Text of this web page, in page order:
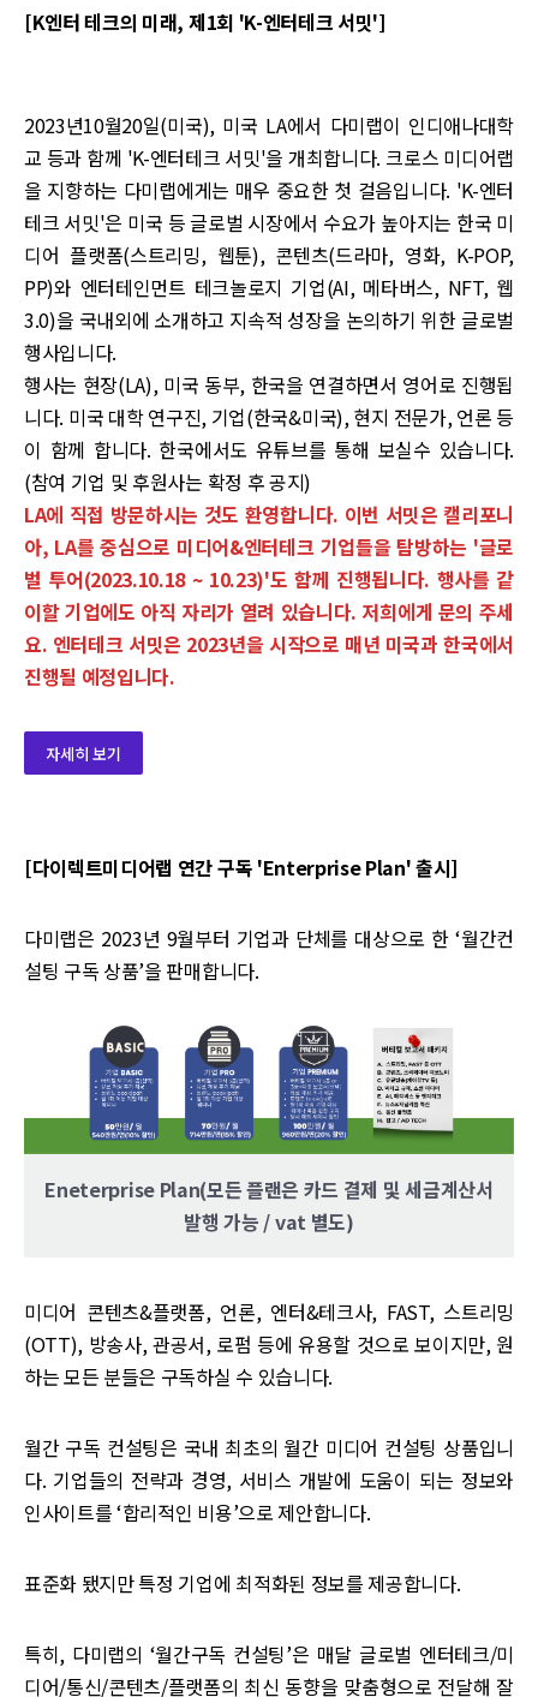
[K엔터 테크의 미래, 제1회 'K-엔터테크 서밋']
2023년10월20일(미국), 미국 LA에서 다미랩이 인디애나대학
교 등과 함께 'K-엔터테크 서밋'을 개최합니다. 크로스 미디어랩
을 지향하는 다미랩에게는 매우 중요한 첫 걸음입니다. 'K-엔터
테크 서밋'은 미국 등 글로벌 시장에서 수요가 높아지는 한국 미
디어 플랫폼(스트리밍, 웹툰), 콘텐츠(드라마, 영화, K-POP,
PP)와 엔터테인먼트 테크놀로지 기업(AI, 메타버스, NFT, 웹
3.0)을 국내외에 소개하고 지속적 성장을 논의하기 위한 글로벌
행사입니다.
행사는 현장(LA), 미국 동부, 한국을 연결하면서 영어로 진행됩
니다. 미국 대학 연구진, 기업(한국&미국), 현지 전문가, 언론 등
이 함께 합니다. 한국에서도 유튜브를 통해 보실수 있습니다.
(참여 기업 및 후원사는 확정 후 공지)
LA에 직접 방문하시는 것도 환영합니다. 이번 서밋은 캘리포니
아, LA를 중심으로 미디어&엔터테크 기업들을 탐방하는 '글로
벌 투어(2023.10.18 ~ 10.23)'도 함께 진행됩니다. 행사를 같
이할 기업에도 아직 자리가 열려 있습니다. 저희에게 문의 주세
요. 엔터테크 서밋은 2023년을 시작으로 매년 미국과 한국에서
진행될 예정입니다.
자세히 보기
[다이렉트미디어랩 연간 구독 'Enterprise Plan' 출시]
다미랩은 2023년 9월부터 기업과 단체를 대상으로 한 ‘월간컨
설팅 구독 상품’을 판매합니다.
Eneterprise Plan(모든 플랜은 카드 결제 및 세금계산서
발행 가능 / vat 별도)
미디어 콘텐츠&플랫폼, 언론, 엔터&테크사, FAST, 스트리밍
(OTT), 방송사, 관공서, 로펌 등에 유용할 것으로 보이지만, 원
하는 모든 분들은 구독하실 수 있습니다.
월간 구독 컨설팅은 국내 최초의 월간 미디어 컨설팅 상품입니
다. 기업들의 전략과 경영, 서비스 개발에 도움이 되는 정보와
인사이트를 ‘합리적인 비용’으로 제안합니다.
표준화 됐지만 특정 기업에 최적화된 정보를 제공합니다.
특히, 다미랩의 ‘월간구독 컨설팅’은 매달 글로벌 엔터테크/미
디어/통신/콘텐츠/플랫폼의 최신 동향을 맞춤형으로 전달해 잘